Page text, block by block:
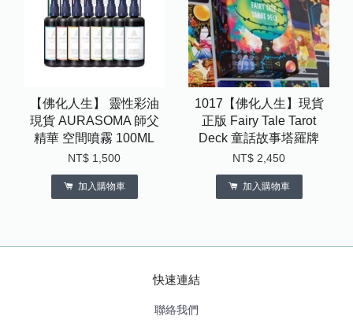
【佛化人生】 靈性彩油
現貨 AURASOMA 師父
精華 空間噴霧 100ML
NT$ 1,500
加入購物車
1017【佛化人生】現貨
正版 Fairy Tale Tarot
Deck 童話故事塔羅牌
NT$ 2,450
加入購物車
快速連結
聯絡我們